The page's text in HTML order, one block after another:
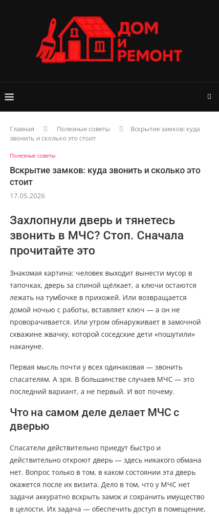
Главная Полезные советы
Вскрытие замков: куда
звонить и сколько это стоит
Полезные советы
Вскрытие замков: куда звонить и сколько это
стоит
17.05.2026
Захлопнули дверь и тянетесь
звонить в МЧС? Стоп. Сначала
прочитайте это
Знакомая картина: человек выходит вынести мусор в
тапочках, дверь за спиной щёлкает, а ключи остаются
лежать на тумбочке в прихожей. Или возвращается
домой ночью с работы, вставляет ключ — а он не
проворачивается. Или утром обнаруживает в замочной
скважине жвачку, которой соседские дети «пошутили»
накануне.
Первая мысль почти у всех одинаковая — звонить
спасателям. А зря. В большинстве случаев МЧС — это
последний вариант, а не первый. И вот почему.
Что на самом деле делает МЧС с
дверью
Спасатели действительно приедут быстро и
действительно откроют дверь — здесь никакого обмана
нет. Вопрос только в том, в каком состоянии эта дверь
окажется после их визита. Дело в том, что у МЧС нет
задачи аккуратно вскрыть замок и сохранить имущество
в целости. Их задача — обеспечить доступ в помещение,